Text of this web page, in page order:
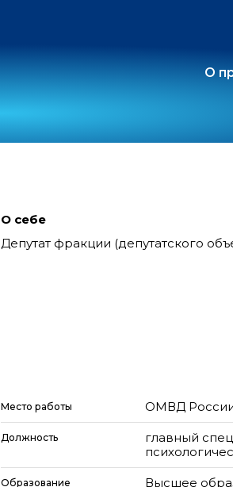
О
О себе
Депутат фракции (депутатского
Место работы ОМВД
Должность
главный
Образование Высшее